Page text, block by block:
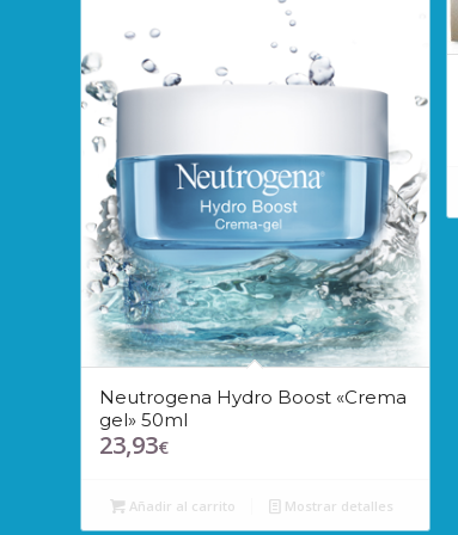
Neutrogena Hydro Boost «Crema
gel» 50ml
23,93€
Añadir al carrito Mostrar detalles